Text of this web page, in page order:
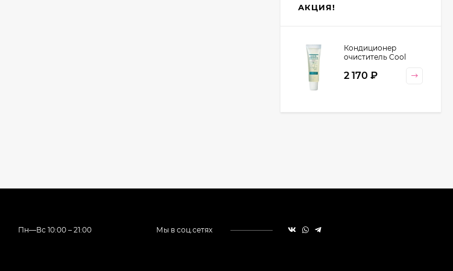
АКЦИЯ!
Кондиционер
очиститель Cool
Cosmetics, 130 гр
2 170 ₽
Пн—Вс 10:00 – 21:00 Мы в соц.сетях